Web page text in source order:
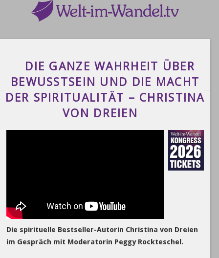
DIE GANZE WAHRHEIT ÜBER
BEWUSSTSEIN UND DIE MACHT
DER SPIRITUALITÄT – CHRISTINA
VON DREIEN
Die spirituelle Bestseller-Autorin Christina von Dreien
im Gespräch mit Moderatorin Peggy Rockteschel.